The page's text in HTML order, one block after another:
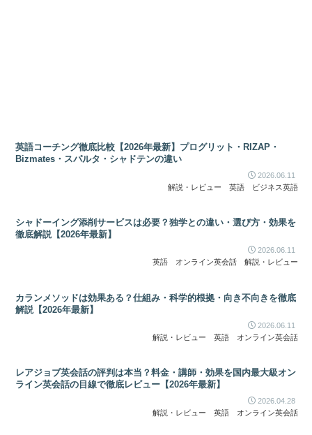
英語コーチング徹底比較【2026年最新】プログリット・RIZAP・
Bizmates・スパルタ・シャドテンの違い
2026.06.11
解説・レビュー
英語 ビジネス英語
シャドーイング添削サービスは必要？独学との違い・選び方・効果を
徹底解説【2026年最新】
2026.06.11
英語
オンライン英会話 解説・レビュー
カランメソッドは効果ある？仕組み・科学的根拠・向き不向きを徹底
解説【2026年最新】
2026.06.11
解説・レビュー
英語 オンライン英会話
レアジョブ英会話の評判は本当？料金・講師・効果を国内最大級オン
ライン英会話の目線で徹底レビュー【2026年最新】
2026.04.28
解説・レビュー
英語 オンライン英会話